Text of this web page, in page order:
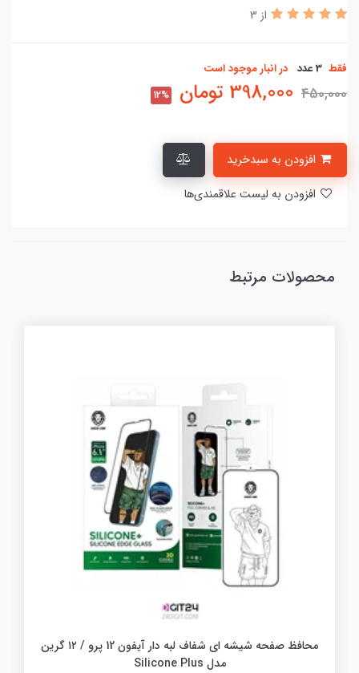
از 3
فقط 3 عدد در انبار موجود است
450,000
398,000 تومان 12%
محصولات مرتبط
محافظ صفحه شیشه ای شفاف لبه دار آیفون 12 پرو / ۱۲ گرین
مدل Silicone Plus